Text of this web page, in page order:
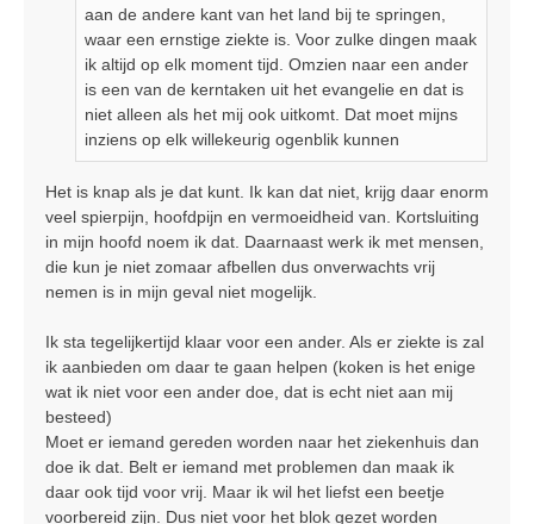
aan de andere kant van het land bij te springen,
waar een ernstige ziekte is. Voor zulke dingen maak
ik altijd op elk moment tijd. Omzien naar een ander
is een van de kerntaken uit het evangelie en dat is
niet alleen als het mij ook uitkomt. Dat moet mijns
inziens op elk willekeurig ogenblik kunnen
Het is knap als je dat kunt. Ik kan dat niet, krijg daar enorm
veel spierpijn, hoofdpijn en vermoeidheid van. Kortsluiting
in mijn hoofd noem ik dat. Daarnaast werk ik met mensen,
die kun je niet zomaar afbellen dus onverwachts vrij
nemen is in mijn geval niet mogelijk.
Ik sta tegelijkertijd klaar voor een ander. Als er ziekte is zal
ik aanbieden om daar te gaan helpen (koken is het enige
wat ik niet voor een ander doe, dat is echt niet aan mij
besteed)
Moet er iemand gereden worden naar het ziekenhuis dan
doe ik dat. Belt er iemand met problemen dan maak ik
daar ook tijd voor vrij. Maar ik wil het liefst een beetje
voorbereid zijn. Dus niet voor het blok gezet worden